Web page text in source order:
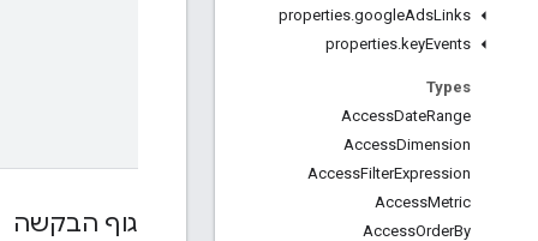
properties.googleAdsLinks
properties.keyEvents
Types
AccessDateRange
AccessDimension
AccessFilterExpression
AccessMetric
AccessOrderBy
גוף הבקשה